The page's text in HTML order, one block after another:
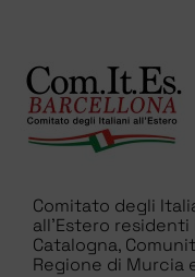
Comitato degli
all’Estero
Catalogna,
Regione di Murcia